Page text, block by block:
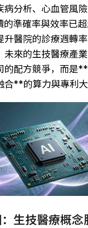
分析、心血管風險
的準確率與效率已
醫院的診療週轉率
未來的生技醫療產
的配方競爭，而是
合**的算力與專利大
生技醫療概念